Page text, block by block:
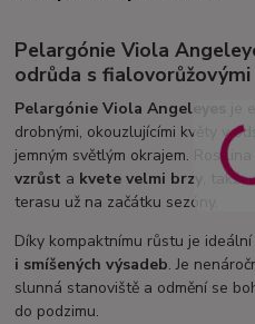
Pelargónie Viola
odrůda s
Pelargónie Viola Angeleyes
je
drobnými, okouzlujícími květy v
jemným světlým okrajem.
vzrůst a kvete velmi brzy
,
terasu už na začátku sezóny.
Díky kompaktnímu růstu je ideální
i smíšených výsadeb. Je
slunná stanoviště a odmění se
do podzimu.